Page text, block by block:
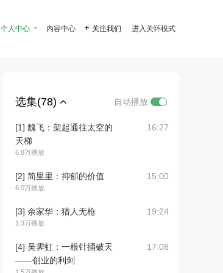
个人中心  内容中心  关注我们 进入关怀模式
选集(78) 自动播放
[1] 魏飞：架起通往太空的
天梯
6.8万播放
16:27
[2] 简里里：抑郁的价值
6.0万播放
15:00
[3] 余家华：猎人无枪
1.3万播放
19:24
[4] 吴霁虹：一根针捅破天
——创业的利剑
17:08